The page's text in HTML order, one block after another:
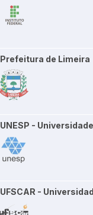
Prefeitura de Limeira
UNESP -
UFSCAR -